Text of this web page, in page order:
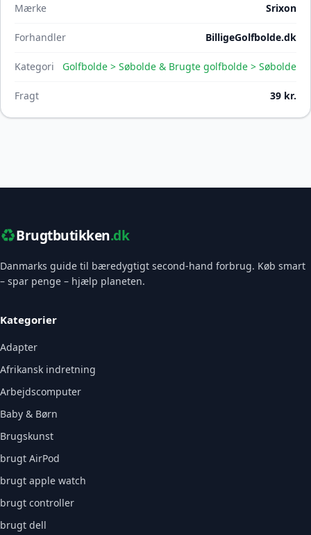
Mærke Srixon
Forhandler BilligeGolfbolde.dk
Kategori Golfbolde > Søbolde & Brugte golfbolde > Søbolde
Fragt 39 kr.
♻️Brugtbutikken.dk
Danmarks guide til bæredygtigt second-hand forbrug. Køb smart
– spar penge – hjælp planeten.
Kategorier
Adapter
Afrikansk indretning
Arbejdscomputer
Baby & Børn
Brugskunst
brugt AirPod
brugt apple watch
brugt controller
brugt dell